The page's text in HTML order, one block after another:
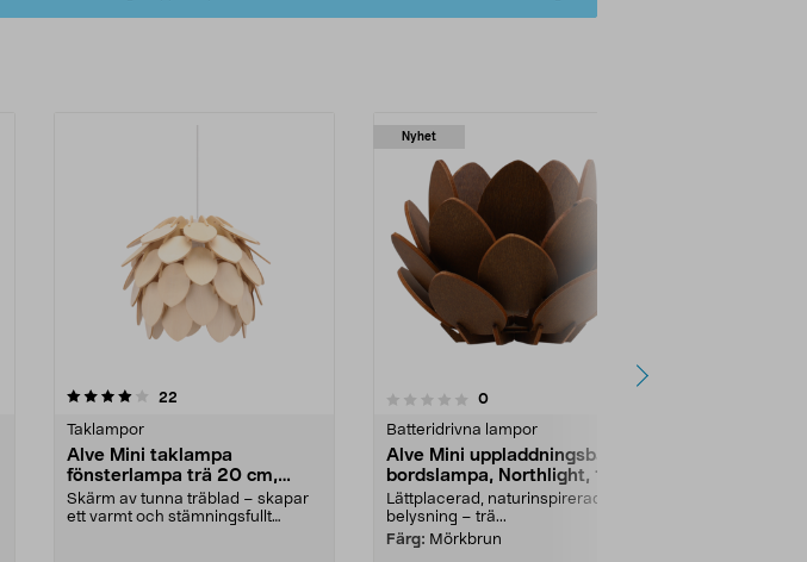
22
Taklampor
Alve Mini taklampa
fönsterlampa trä 20 cm,
Northlight
Skärm av tunna träblad – skapar
ett varmt och stämningsfullt
Nyhet
0.0 av 5 stjärnor 0recensioner
Batteridrivna lampor
Alve Mini uppladdningsbar
bordslampa, Northlight, 14
cm
Lättplacerad, naturinspirerad
belysning – trä...
Färg: Mörkbrun